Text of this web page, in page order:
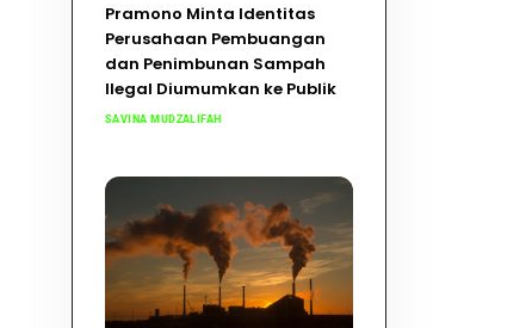
Pramono Minta Identitas
Perusahaan Pembuangan
dan Penimbunan Sampah
Ilegal Diumumkan ke Publik
SAVINA MUDZALIFAH